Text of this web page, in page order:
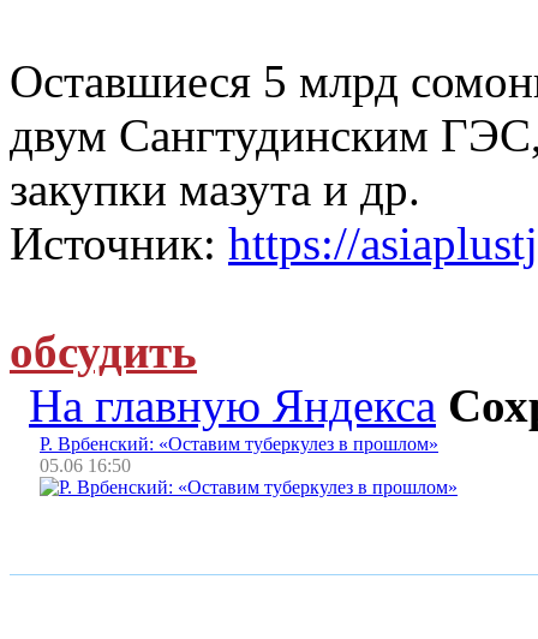
Оставшиеся 5 млрд
двум Сангтудинским
закупки мазута и др.
Источник: https://
обсудить
На главную Яндекса
Р. Врбенский: «Оставим туберкулез в прошлом»
05.06 16:50